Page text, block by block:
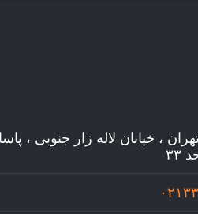
، خیابان لاله زار جنوبی ،